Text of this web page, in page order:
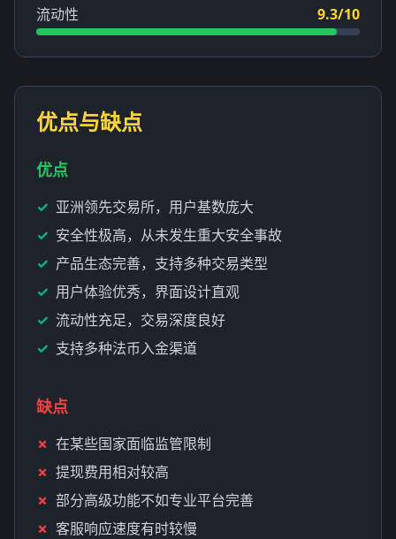
流动性 9.3/10
优点与缺点
优点
亚洲领先交易所，用户基数庞大
安全性极高，从未发生重大安全事故
产品生态完善，支持多种交易类型
用户体验优秀，界面设计直观
流动性充足，交易深度良好
支持多种法币入金渠道
缺点
在某些国家面临监管限制
提现费用相对较高
部分高级功能不如专业平台完善
客服响应速度有时较慢